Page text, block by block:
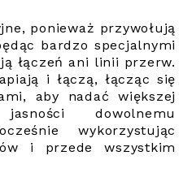
ponieważ przywołują
bardzo specjalnymi
łączeń ani linii przerw.
i łączą, łącząc się
aby nadać większej
dowolnemu
wykorzystując
i przede wszystkim